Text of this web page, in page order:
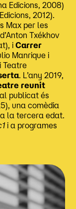
Edicions, 2008)
2012).
Max per les
Txékhov
iCarrer
Manrique i
Teatre
. L’any 2019,
reunit
publicat és
una comèdia
a la tercera edat.
i a programes